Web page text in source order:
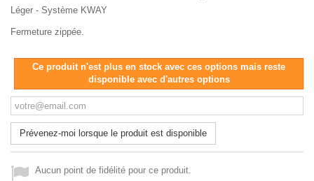
Léger - Système KWAY
Fermeture zippée.
Ce produit n'est plus en stock avec ces options mais reste
disponible avec d'autres options
Prévenez-moi lorsque le produit est disponible
Aucun point de fidélité pour ce produit.